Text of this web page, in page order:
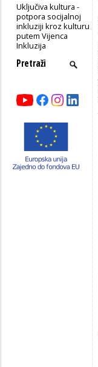
Uključiva kultura -
potpora socijalnoj
inkluziji kroz kulturu
putem Vijenca
Inkluzija